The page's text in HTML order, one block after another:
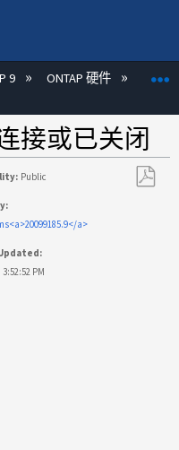
9 ONTAP 硬件
接或已关闭
Public
a>
PM